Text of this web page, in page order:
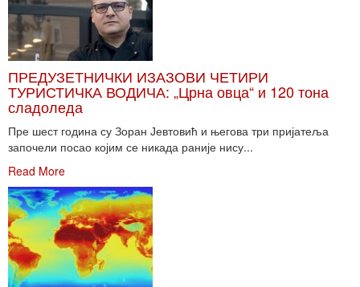
ПРЕДУЗЕТНИЧКИ ИЗАЗОВИ ЧЕТИРИ
ТУРИСТИЧКА ВОДИЧА: „Црна овца“ и 120 тона
сладоледа
Пре шест година су Зоран Јевтовић и његова три пријатеља
започели посао којим се никада раније нису...
Read More